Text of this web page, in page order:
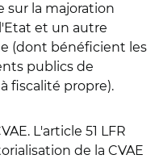
sur la majoration
et un autre
(dont bénéficient les
publics de
fiscalité propre).
. L'article 51 LFR
de la CVAE